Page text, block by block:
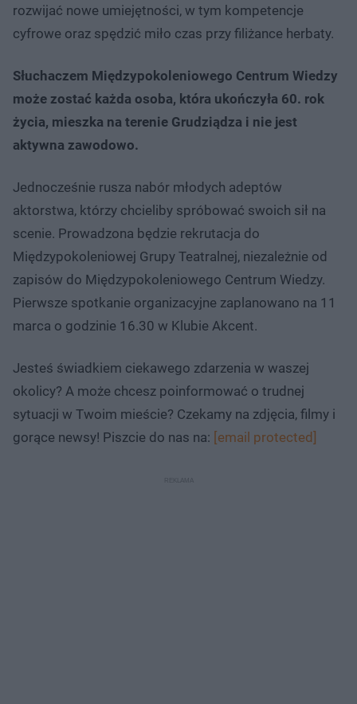
rozwijać nowe umiejętności, w tym kompetencje
cyfrowe oraz spędzić miło czas przy filiżance herbaty.
Słuchaczem Międzypokoleniowego Centrum Wiedzy
może zostać każda osoba, która ukończyła 60. rok
życia, mieszka na terenie Grudziądza i nie jest
aktywna zawodowo.
Jednocześnie rusza nabór młodych adeptów
aktorstwa, którzy chcieliby spróbować swoich sił na
scenie. Prowadzona będzie rekrutacja do
Międzypokoleniowej Grupy Teatralnej, niezależnie od
zapisów do Międzypokoleniowego Centrum Wiedzy.
Pierwsze spotkanie organizacyjne zaplanowano na 11
marca o godzinie 16.30 w Klubie Akcent.
Jesteś świadkiem ciekawego zdarzenia w waszej
okolicy? A może chcesz poinformować o trudnej
sytuacji w Twoim mieście? Czekamy na zdjęcia, filmy i
gorące newsy! Piszcie do nas na: [email protected]